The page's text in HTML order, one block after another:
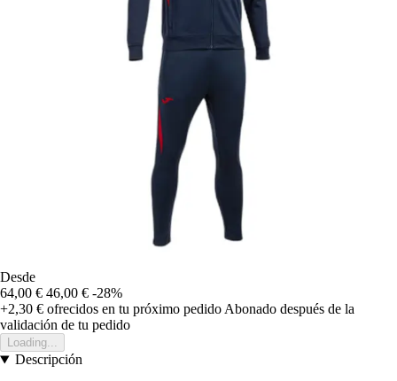
Desde
64,00 € 46,00 € -28%
+2,30 € ofrecidos en tu próximo pedido Abonado después de la
validación de tu pedido
Loading...
Descripción